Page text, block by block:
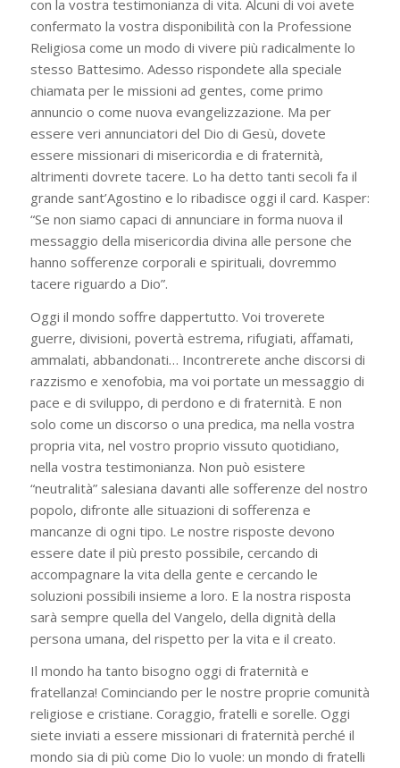
con la vostra testimonianza di vita. Alcuni di voi avete
confermato la vostra disponibilità con la Professione
Religiosa come un modo di vivere più radicalmente lo
stesso Battesimo. Adesso rispondete alla speciale
chiamata per le missioni ad gentes, come primo
annuncio o come nuova evangelizzazione. Ma per
essere veri annunciatori del Dio di Gesù, dovete
essere missionari di misericordia e di fraternità,
altrimenti dovrete tacere. Lo ha detto tanti secoli fa il
grande sant’Agostino e lo ribadisce oggi il card. Kasper:
“Se non siamo capaci di annunciare in forma nuova il
messaggio della misericordia divina alle persone che
hanno sofferenze corporali e spirituali, dovremmo
tacere riguardo a Dio”.
Oggi il mondo soffre dappertutto. Voi troverete
guerre, divisioni, povertà estrema, rifugiati, affamati,
ammalati, abbandonati… Incontrerete anche discorsi di
razzismo e xenofobia, ma voi portate un messaggio di
pace e di sviluppo, di perdono e di fraternità. E non
solo come un discorso o una predica, ma nella vostra
propria vita, nel vostro proprio vissuto quotidiano,
nella vostra testimonianza. Non può esistere
“neutralità” salesiana davanti alle sofferenze del nostro
popolo, difronte alle situazioni di sofferenza e
mancanze di ogni tipo. Le nostre risposte devono
essere date il più presto possibile, cercando di
accompagnare la vita della gente e cercando le
soluzioni possibili insieme a loro. E la nostra risposta
sarà sempre quella del Vangelo, della dignità della
persona umana, del rispetto per la vita e il creato.
Il mondo ha tanto bisogno oggi di fraternità e
fratellanza! Cominciando per le nostre proprie comunità
religiose e cristiane. Coraggio, fratelli e sorelle. Oggi
siete inviati a essere missionari di fraternità perché il
mondo sia di più come Dio lo vuole: un mondo di fratelli